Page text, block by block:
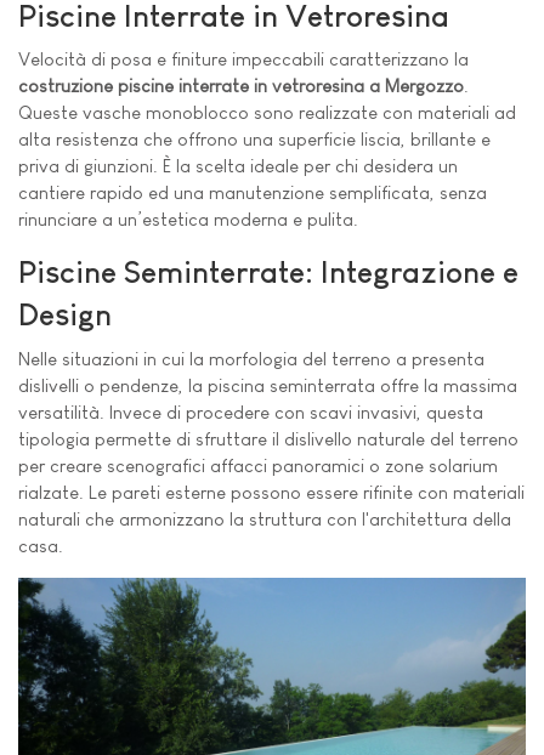
Piscine Interrate in Vetroresina
Velocità di posa e finiture impeccabili caratterizzano la
costruzione piscine interrate in vetroresina a Mergozzo.
Queste vasche monoblocco sono realizzate con materiali ad
alta resistenza che offrono una superficie liscia, brillante e
priva di giunzioni. È la scelta ideale per chi desidera un
cantiere rapido ed una manutenzione semplificata, senza
rinunciare a un’estetica moderna e pulita.
Piscine Seminterrate: Integrazione e
Design
Nelle situazioni in cui la morfologia del terreno a presenta
dislivelli o pendenze, la piscina seminterrata offre la massima
versatilità. Invece di procedere con scavi invasivi, questa
tipologia permette di sfruttare il dislivello naturale del terreno
per creare scenografici affacci panoramici o zone solarium
rialzate. Le pareti esterne possono essere rifinite con materiali
naturali che armonizzano la struttura con l'architettura della
casa.